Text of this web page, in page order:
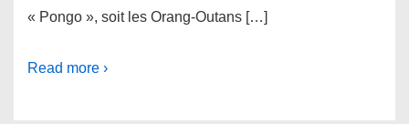
« Pongo », soit les Orang-Outans […]
Read more ›